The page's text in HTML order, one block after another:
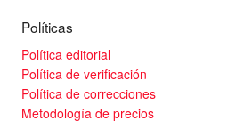
Políticas
Política editorial
Política de verificación
Política de correcciones
Metodología de precios